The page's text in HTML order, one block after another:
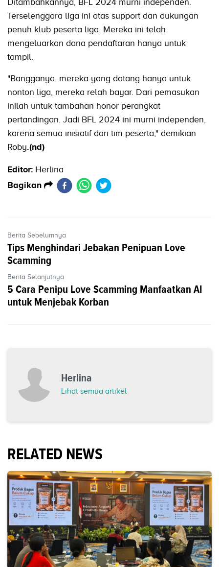
Terselenggara liga ini atas support dan dukungan
penuh klub peserta liga. Mereka ini telah
mengeluarkan dana pendaftaran hanya untuk
tampil.
"Bangganya, mereka yang datang hanya untuk
nonton liga, mereka relah bayar. Dari pemasukan
inilah untuk tambahan honor perangkat
pertandingan. Jadi BFL 2024 ini murni independen,
karena semua inisiatif dari tim peserta," demikian
Roby.(nd)
Editor: Herlina
Bagikan
Berita Sebelumnya
Tips Menghindari Jebakan Penipuan Love
Scamming
Berita Selanjutnya
5 Cara Penipu Love Scamming Manfaatkan AI
untuk Menjebak Korban
Herlina
Lihat semua artikel
RELATED NEWS